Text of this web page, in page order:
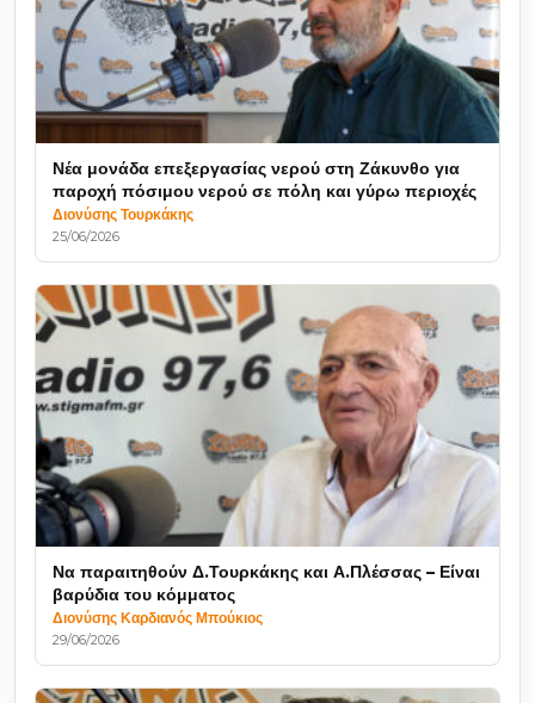
Νέα μονάδα επεξεργασίας νερού στη Ζάκυνθο για
παροχή πόσιμου νερού σε πόλη και γύρω περιοχές
Διονύσης Τουρκάκης
25/06/2026
Να παραιτηθούν Δ.Τουρκάκης και Α.Πλέσσας – Είναι
βαρύδια του κόμματος
Διονύσης Καρδιανός Μπούκιος
29/06/2026